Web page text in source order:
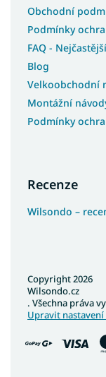
Obchodní
Podmínky
FAQ -
Blog
Velkoobchodní
Montážní
Podmínky
Recenze
Wilsondo –
Copyright 2026
Wilsondo.cz
. Všechna práva
Upravit nastavení